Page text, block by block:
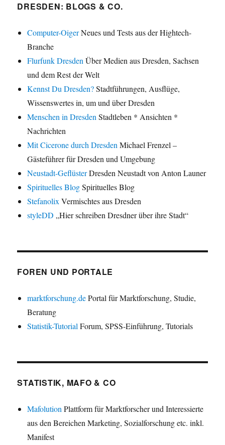
DRESDEN: BLOGS & CO.
Computer-OigerNeues und Tests aus der Hightech-
Branche
Flurfunk Dresden Über Medien aus Dresden, Sachsen
und dem Rest der Welt
Kennst Du Dresden?Stadtführungen, Ausflüge,
Wissenswertes in, um und über Dresden
Menschen in Dresden Stadtleben * Ansichten *
Nachrichten
Mit Cicerone durch Dresden Michael Frenzel –
Gästeführer für Dresden und Umgebung
Neustadt-GeflüsterDresden Neustadt von Anton Launer
Spirituelles BlogSpirituelles Blog
Stefanolix Vermischtes aus Dresden
styleDD „Hier schreiben Dresdner über ihre Stadt“
FOREN UND PORTALE
marktforschung.dePortal für Marktforschung, Studie,
Beratung
Statistik-Tutorial Forum, SPSS-Einführung, Tutorials
STATISTIK, MAFO & CO
Mafolution Plattform für Marktforscher und Interessierte
aus den Bereichen Marketing, Sozialforschung etc. inkl.
Manifest